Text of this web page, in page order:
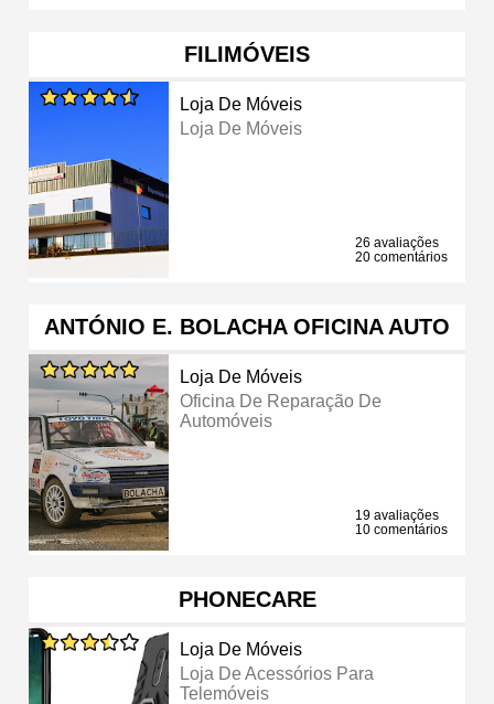
FILIMÓVEIS
Loja De Móveis
Loja De Móveis
26 avaliações
20 comentários
ANTÓNIO E. BOLACHA OFICINA AUTO
Loja De Móveis
Oficina De Reparação De
Automóveis
19 avaliações
10 comentários
PHONECARE
Loja De Móveis
Loja De Acessórios Para
Telemóveis